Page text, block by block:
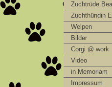
Zuchtrüde
Zuchthündin
Welpen
Bilder
Corgi @ work
Video
in Memoriam
Impressum